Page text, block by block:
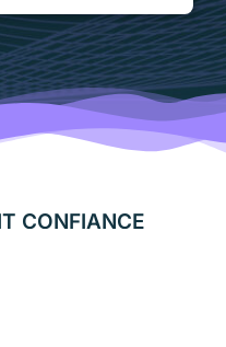
CONFIANCE